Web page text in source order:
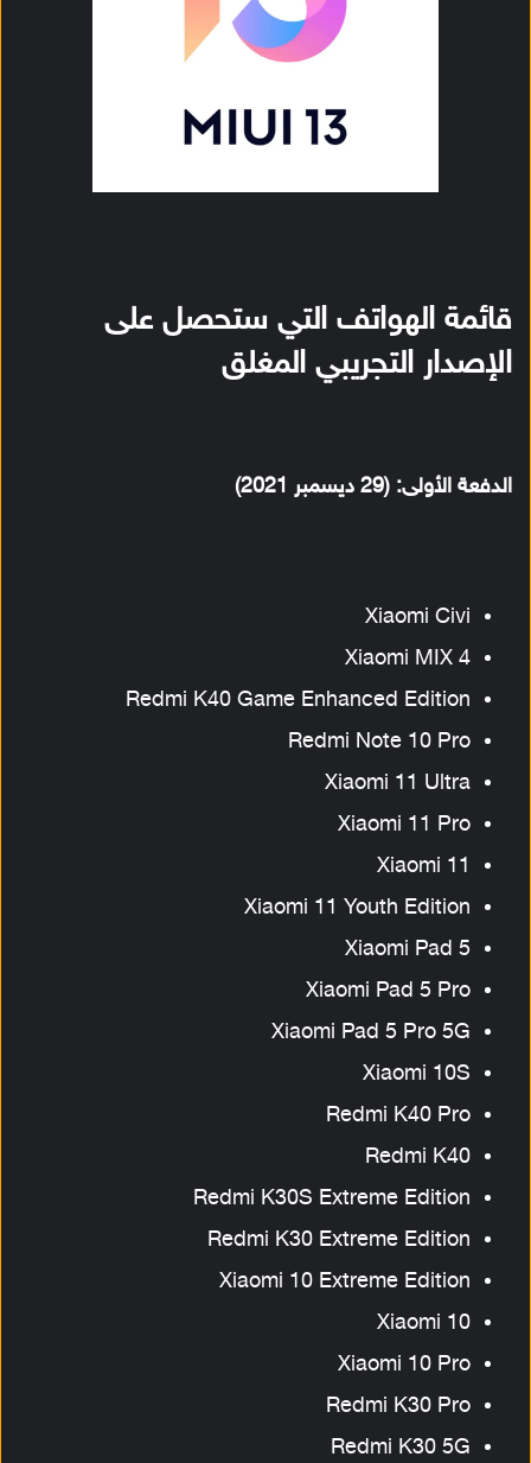
قائمة الهواتف التي ستحصل على
الإصدار التجريبي المغلق
الدفعة الأولى: (29 ديسمبر 2021)
Xiaomi Civi
Xiaomi MIX 4
Redmi K40 Game Enhanced Edition
Redmi Note 10 Pro
Xiaomi 11 Ultra
Xiaomi 11 Pro
Xiaomi 11
Xiaomi 11 Youth Edition
Xiaomi Pad 5
Xiaomi Pad 5 Pro
Xiaomi Pad 5 Pro 5G
Xiaomi 10S
Redmi K40 Pro
Redmi K40
Redmi K30S Extreme Edition
Redmi K30 Extreme Edition
Xiaomi 10 Extreme Edition
Xiaomi 10
Xiaomi 10 Pro
Redmi K30 Pro
Redmi K30 5G